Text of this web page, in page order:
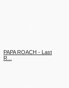
PAPA ROACH - Last
R...